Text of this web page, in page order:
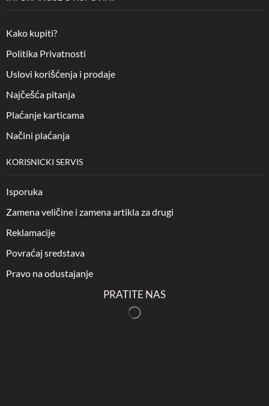
Kako kupiti?
Politika Privatnosti
Uslovi korišćenja i prodaje
Najčešća pitanja
Plaćanje karticama
Načini plaćanja
KORISNICKI SERVIS
Isporuka
Zamena veličine i zamena artikla za drugi
Reklamacije
Povraćaj sredstava
Pravo na odustajanje
PRATITE NAS